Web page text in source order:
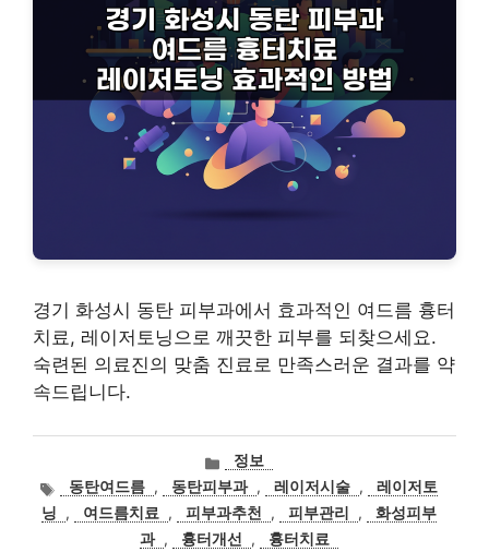
경기 화성시 동탄 피부과에서 효과적인 여드름 흉터
치료, 레이저토닝으로 깨끗한 피부를 되찾으세요.
숙련된 의료진의 맞춤 진료로 만족스러운 결과를 약
속드립니다.
카
테
고
리
정보
태동탄여드름 , 동탄피부과 , 레이저시술 ,
레이저토
닝
, 여드름치료 , 피부과추천 , 피부관리 ,
화성피부
과 , 흉터개선 , 흉터치료